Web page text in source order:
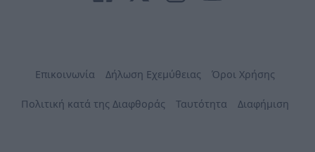
Επικοινωνία Δήλωση Εχεμύθειας Όροι Χρήσης
Πολιτική κατά της Διαφθοράς Ταυτότητα Διαφήμιση